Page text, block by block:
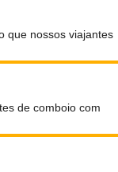
que nossos viajantes
de comboio com